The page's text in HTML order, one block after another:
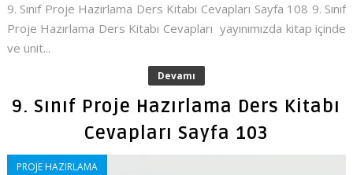
9. Sınıf Proje Hazırlama Ders Kitabı Cevapları Sayfa 108 9. Sınıf
Proje Hazırlama Ders Kitabı Cevapları yayınımızda kitap içinde
ve ünit...
Devamı
9. Sınıf Proje Hazırlama Ders Kitabı
Cevapları Sayfa 103
PROJE HAZIRLAMA